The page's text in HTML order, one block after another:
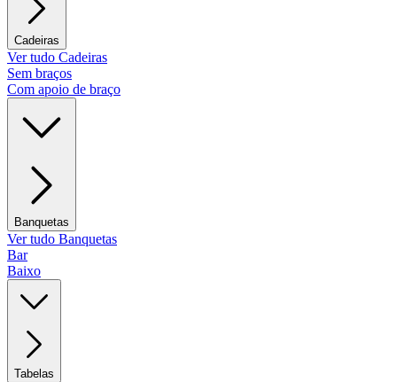
Cadeiras
Ver tudo Cadeiras
Sem braços
Com apoio de braço
Banquetas
Ver tudo Banquetas
Bar
Baixo
Tabelas